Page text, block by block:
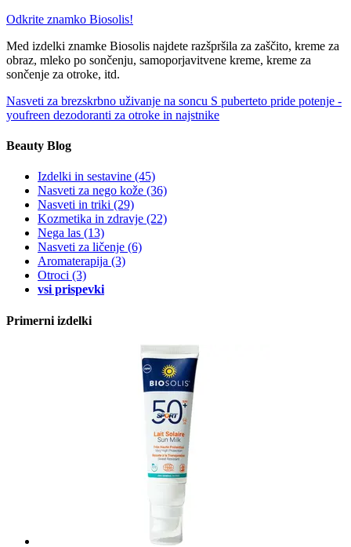
Odkrite znamko Biosolis!
Med izdelki znamke Biosolis najdete razšpršila za zaščito, kreme za
obraz, mleko po sončenju, samoporjavitvene kreme, kreme za
sončenje za otroke, itd.
Nasveti za brezskrbno uživanje na soncu S puberteto pride potenje -
youfreen dezodoranti za otroke in najstnike
Beauty Blog
Izdelki in sestavine (45)
Nasveti za nego kože (36)
Nasveti in triki (29)
Kozmetika in zdravje (22)
Nega las (13)
Nasveti za ličenje (6)
Aromaterapija (3)
Otroci (3)
vsi prispevki
Primerni izdelki